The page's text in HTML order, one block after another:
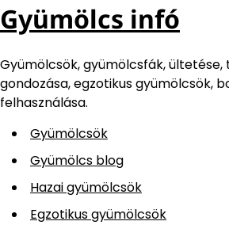
Gyümölcs infó
Gyümölcsök, gyümölcsfák, ültetése,
gondozása, egzotikus gyümölcsök,
felhasználása.
Gyümölcsök
Gyümölcs blog
Hazai gyümölcsök
Egzotikus gyümölcsök